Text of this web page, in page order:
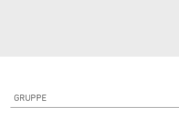
GRUPPE